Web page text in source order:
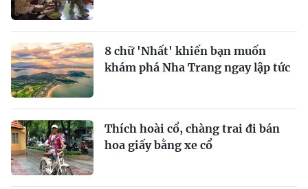
8 chữ 'Nhất' khiến bạn muốn
khám phá Nha Trang ngay lập tức
Thích hoài cổ, chàng trai đi bán
hoa giấy bằng xe cổ